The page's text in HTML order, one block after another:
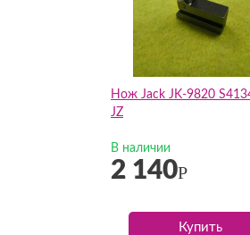
Нож Jack JK-9820
JZ
В наличии
2 140Р
Купить